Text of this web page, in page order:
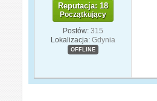
Reputacja: 18
Początkujący
Postów: 315
Lokalizacja: Gdynia
OFFLINE